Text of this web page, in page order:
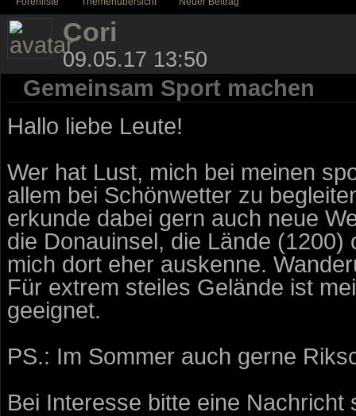
Cori
09.05.17 13:50
Gemeinsam Sport machen
Hallo liebe Leute!
Wer hat Lust, mich bei meinen
allem bei Schönwetter zu
erkunde dabei gern auch neue
die Donauinsel, die Lände
mich dort eher auskenne.
Für extrem steiles Gelände ist
geeignet.
PS.: Im Sommer auch gerne
Bei Interesse bitte eine Nachricht